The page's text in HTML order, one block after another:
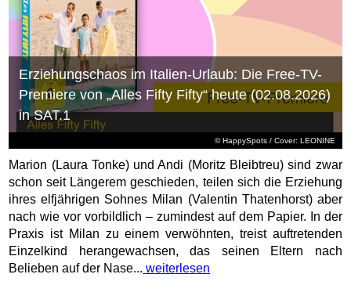
© HappySpots / Cover: LEONINE
Erziehungschaos im Italien-Urlaub: Die Free-TV-
Premiere von „Alles Fifty Fifty“ heute (02.08.2026)
in SAT.1
Marion (Laura Tonke) und Andi (Moritz Bleibtreu) sind zwar
schon seit Längerem geschieden, teilen sich die Erziehung
ihres elfjährigen Sohnes Milan (Valentin Thatenhorst) aber
nach wie vor vorbildlich – zumindest auf dem Papier. In der
Praxis ist Milan zu einem verwöhnten, treist auftretenden
Einzelkind herangewachsen, das seinen Eltern nach
Belieben auf der Nase... weiterlesen